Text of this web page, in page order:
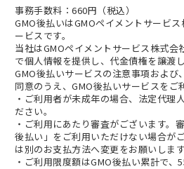
事務手数料：660円（税込）
GMO後払いはGMOペイメントサービ
ービスです。
当社はGMOペイメントサービス株式会
で個人情報を提供し、代金債権を譲渡し
GMO後払いサービスの注意事項および、
同意のうえ、GMO後払いサービスをご
・ご利用者が未成年の場合、法定代理
ださい。
・ご利用にあたり審査がございます。
後払い」をご利用いただけない場合が
は別のお支払方法へ変更をお願いします
・ご利用限度額はGMO後払い累計で、